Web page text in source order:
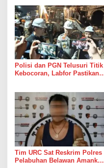
Polisi dan PGN Telusuri Titik
Kebocoran, Labfor Pastikan
Tim URC Sat Reskrim Polres
Pelabuhan Belawan Amankan